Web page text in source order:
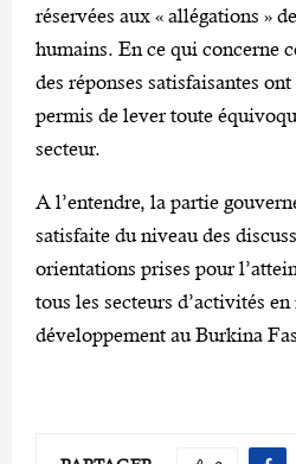
réservées aux « allégations »
humains. En ce qui concerne
des réponses satisfaisantes
permis de lever toute
secteur.
A l’entendre, la partie
satisfaite du niveau des
orientations prises pour
tous les secteurs d’activités
développement au Burkina